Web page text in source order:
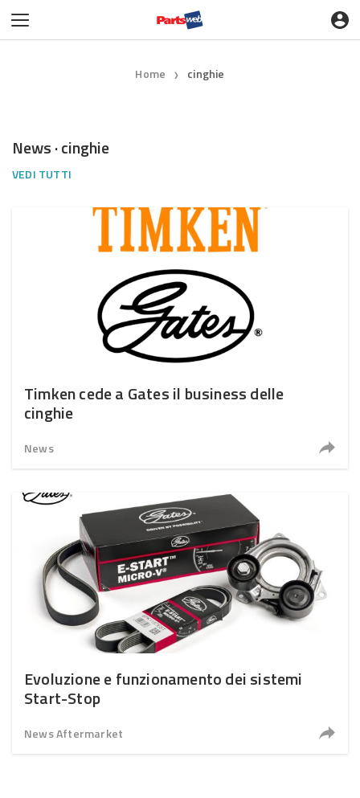
Home ❯ cinghie
News · cinghie
VEDI TUTTI
Timken cede a Gates il business delle
cinghie
News
Evoluzione e funzionamento dei sistemi
Start-Stop
News Aftermarket